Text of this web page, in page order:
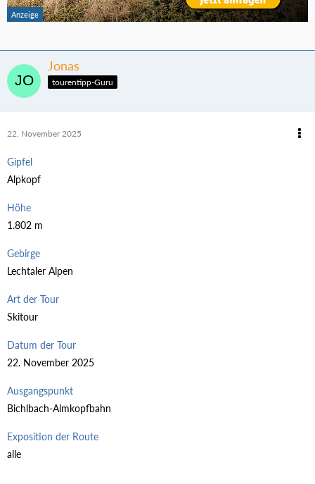
Jonas
tourentipp-Guru
22. November 2025
Gipfel
Alpkopf
Höhe
1.802 m
Gebirge
Lechtaler Alpen
Art der Tour
Skitour
Datum der Tour
22. November 2025
Ausgangspunkt
Bichlbach-Almkopfbahn
Exposition der Route
alle